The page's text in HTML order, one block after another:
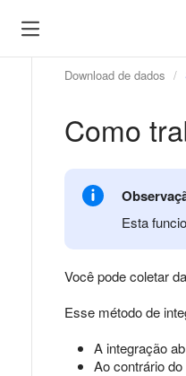
Download de dados
Como
Esta
Você pode coletar
Esse método de
A integração
Ao contrário